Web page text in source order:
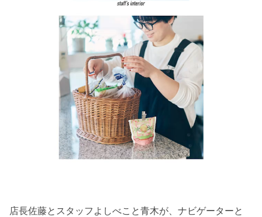
店長佐藤とスタッフよしべこと青木が、ナビゲーターと